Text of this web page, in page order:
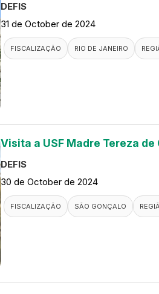
DEFIS
31 de October de 2024
FISCALIZAÇÃO RIO DE JANEIRO
Visita a USF Madre Tereza de
DEFIS
30 de October de 2024
FISCALIZAÇÃO SÃO GONÇALO